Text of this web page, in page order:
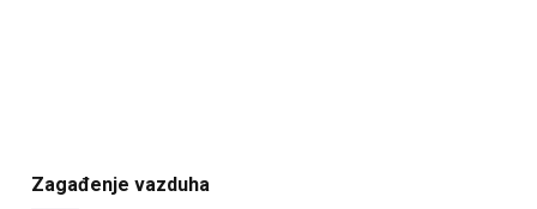
Zagađenje vazduha